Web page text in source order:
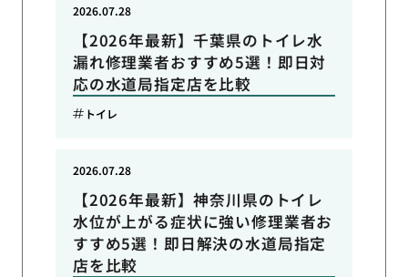
【2026年最新】千葉県のトイレ水
漏れ修理業者おすすめ5選！即日対
応の水道局指定店を比較
2026.07.28
トイレ
【2026年最新】神奈川県のトイレ
水位が上がる症状に強い修理業者お
すすめ5選！即日解決の水道局指定
店を比較
2026.07.28